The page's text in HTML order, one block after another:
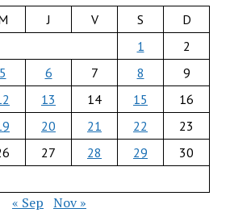
J V S
D
1
2
5 6 7 8
9
13 14 15
16
20 21 22
23
27 28 29
30
« Sep Nov »